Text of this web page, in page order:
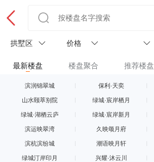
拱墅区 价格
最新楼盘 楼盘聚合 推荐楼盘
滨润锦翠城 保利·天奕
山水颐萃别院 绿城·宸岸栖月
绿城·湖栖云庐 绿城·宸岸新月
滨运映翠湾 久映颂月府
滨杭滨纷城 潮语映月轩
绿城汀岸印月 兴耀·沐云川